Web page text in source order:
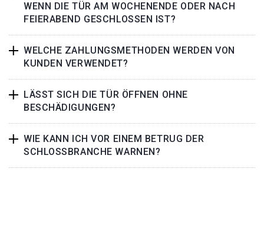
WENN DIE TÜR AM WOCHENENDE ODER NACH
FEIERABEND GESCHLOSSEN IST?
WELCHE ZAHLUNGSMETHODEN WERDEN VON
KUNDEN VERWENDET?
LÄSST SICH DIE TÜR ÖFFNEN OHNE
BESCHÄDIGUNGEN?
WIE KANN ICH VOR EINEM BETRUG DER
SCHLOSSBRANCHE WARNEN?